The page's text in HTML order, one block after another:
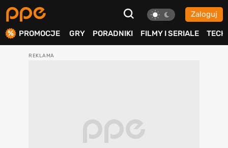
Zaloguj
PROMOCJE GRY PORADNIKI FILMY I SERIALE TECH